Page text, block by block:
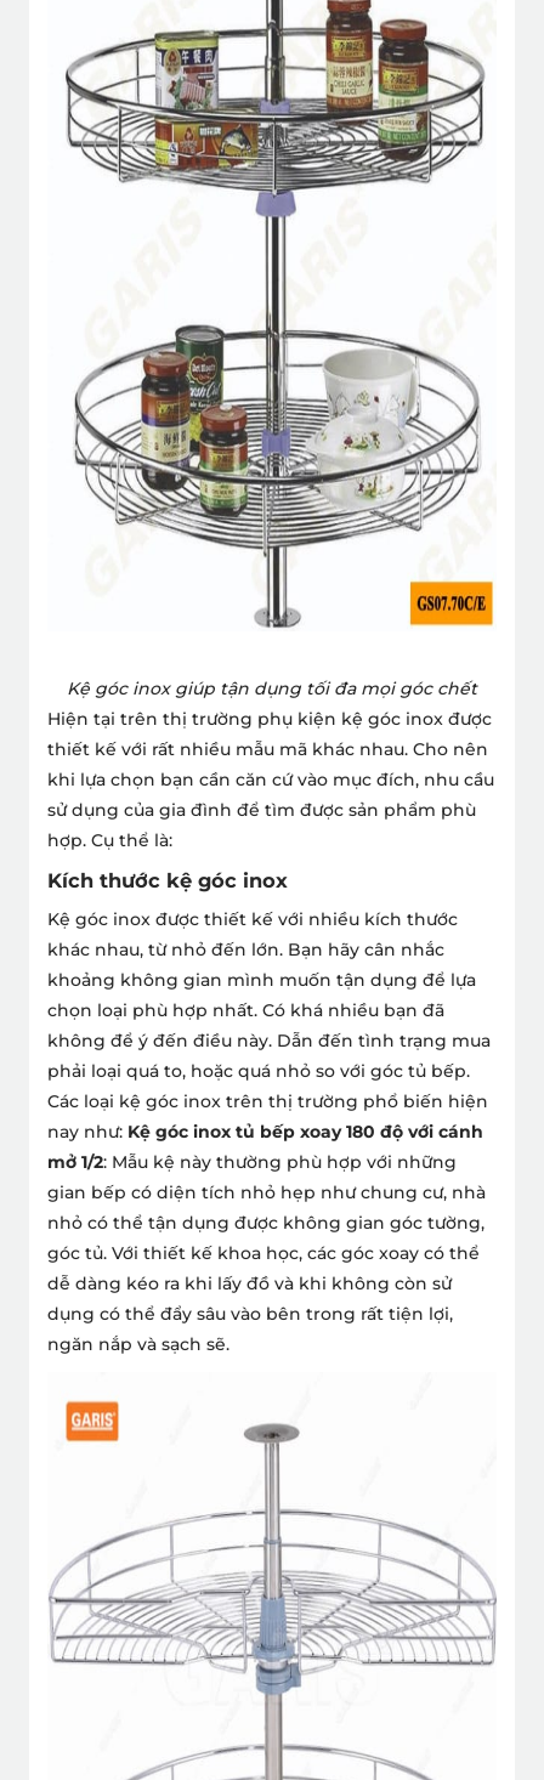
Kệ góc inox giúp tận dụng tối đa mọi góc chết
Hiện tại trên thị trường phụ kiện kệ góc inox được
thiết kế với rất nhiều mẫu mã khác nhau. Cho nên
khi lựa chọn bạn cần căn cứ vào mục đích, nhu cầu
sử dụng của gia đình để tìm được sản phẩm phù
hợp. Cụ thể là:
Kích thước kệ góc inox
Kệ góc inox được thiết kế với nhiều kích thước
khác nhau, từ nhỏ đến lớn. Bạn hãy cân nhắc
khoảng không gian mình muốn tận dụng để lựa
chọn loại phù hợp nhất. Có khá nhiều bạn đã
không để ý đến điều này. Dẫn đến tình trạng mua
phải loại quá to, hoặc quá nhỏ so với góc tủ bếp.
Các loại kệ góc inox trên thị trường phổ biến hiện
nay như: Kệ góc inox tủ bếp xoay 180 độ với cánh
mở 1/2: Mẫu kệ này thường phù hợp với những
gian bếp có diện tích nhỏ hẹp như chung cư, nhà
nhỏ có thể tận dụng được không gian góc tường,
góc tủ. Với thiết kế khoa học, các góc xoay có thể
dễ dàng kéo ra khi lấy đồ và khi không còn sử
dụng có thể đẩy sâu vào bên trong rất tiện lợi,
ngăn nắp và sạch sẽ.